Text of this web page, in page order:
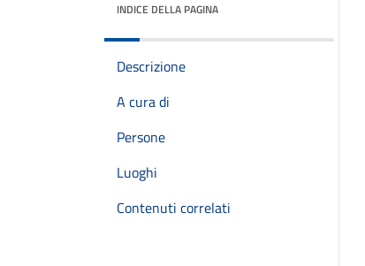
INDICE DELLA PAGINA
Descrizione
A cura di
Persone
Luoghi
Contenuti correlati